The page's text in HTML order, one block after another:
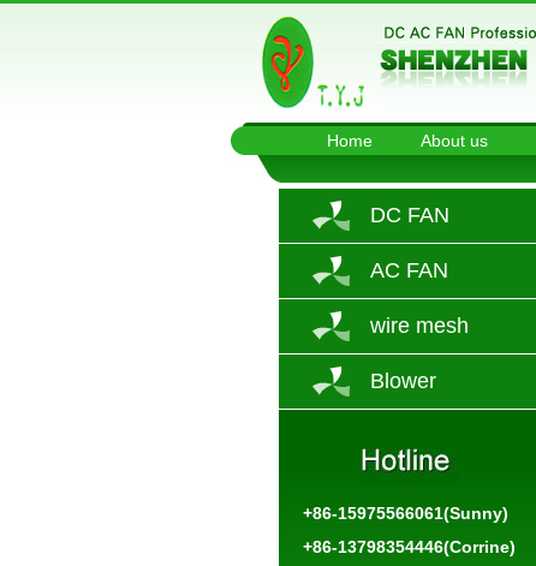
Home About us
DC FAN
AC FAN
wire mesh
Blower
+86-15975566061(Sunny)
+86-13798354446(Corrine)